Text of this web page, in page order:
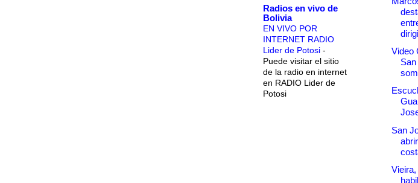
Radios en vivo de
Bolivia
EN VIVO POR
INTERNET RADIO
Lider de Potosi -
Puede visitar el sitio
de la radio en internet
en RADIO Lider de
Potosi
Video
San